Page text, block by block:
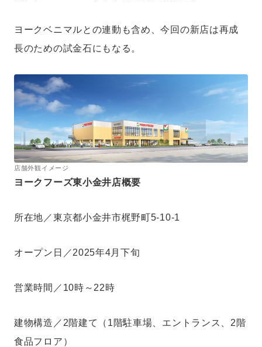
ヨークベニマルとの連動も含め、今回の新店は再成
長のための試金石にもなる。
店舗外観イメージ
ヨークフーズ東小金井店概要
所在地／東京都小金井市梶野町5-10-1
オープン日／2025年4月下旬
営業時間／10時～22時
建物構造／2階建て（1階駐車場、エントランス、2階
食品フロア）